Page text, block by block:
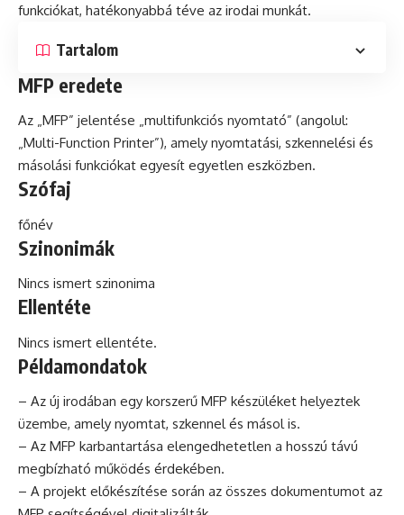
funkciókat, hatékonyabbá téve az irodai munkát.
Tartalom
MFP eredete
Az „MFP” jelentése „multifunkciós nyomtató” (angolul:
„Multi-Function Printer”), amely nyomtatási, szkennelési és
másolási funkciókat egyesít egyetlen eszközben.
Szófaj
főnév
Szinonimák
Nincs ismert szinonima
Ellentéte
Nincs ismert ellentéte.
Példamondatok
– Az új irodában egy korszerű MFP készüléket helyeztek
üzembe, amely nyomtat, szkennel és másol is.
– Az MFP karbantartása elengedhetetlen a hosszú távú
megbízható működés érdekében.
– A projekt előkészítése során az összes dokumentumot az